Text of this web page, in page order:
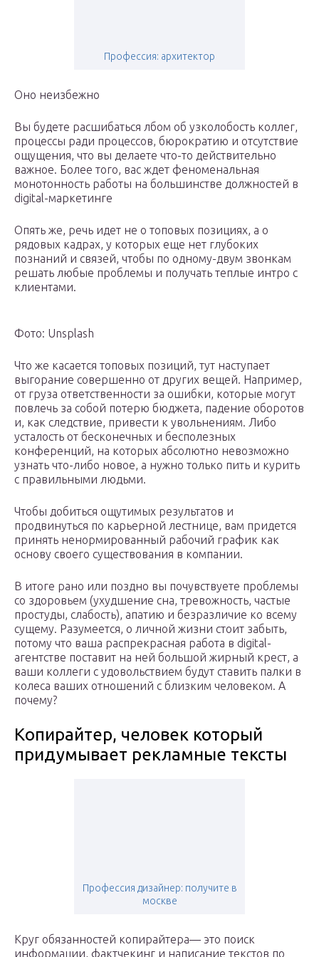
Профессия: архитектор
Оно неизбежно
Вы будете расшибаться лбом об узколобость коллег,
процессы ради процессов, бюрократию и отсутствие
ощущения, что вы делаете что-то действительно
важное. Более того, вас ждет феноменальная
монотонность работы на большинстве должностей в
digital-маркетинге
Опять же, речь идет не о топовых позициях, а о
рядовых кадрах, у которых еще нет глубоких
познаний и связей, чтобы по одному-двум звонкам
решать любые проблемы и получать теплые интро с
клиентами.
Фото: Unsplash
Что же касается топовых позиций, тут наступает
выгорание совершенно от других вещей. Например,
от груза ответственности за ошибки, которые могут
повлечь за собой потерю бюджета, падение оборотов
и, как следствие, привести к увольнениям. Либо
усталость от бесконечных и бесполезных
конференций, на которых абсолютно невозможно
узнать что-либо новое, а нужно только пить и курить
с правильными людьми.
Чтобы добиться ощутимых результатов и
продвинуться по карьерной лестнице, вам придется
принять ненормированный рабочий график как
основу своего существования в компании.
В итоге рано или поздно вы почувствуете проблемы
со здоровьем (ухудшение сна, тревожность, частые
простуды, слабость), апатию и безразличие ко всему
сущему. Разумеется, о личной жизни стоит забыть,
потому что ваша распрекрасная работа в digital-
агентстве поставит на ней большой жирный крест, а
ваши коллеги с удовольствием будут ставить палки в
колеса ваших отношений с близким человеком. А
почему?
Копирайтер, человек который
придумывает рекламные тексты
Профессия дизайнер: получите в
москве
Круг обязанностей копирайтера— это поиск
информации, фактчекинг и написание текстов по